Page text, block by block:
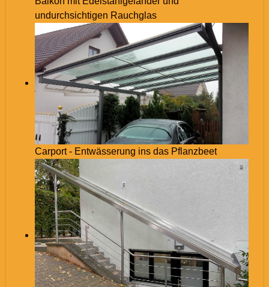
undurchsichtigen Rauchglas
Carport - Entwässerung ins das Pflanzbeet